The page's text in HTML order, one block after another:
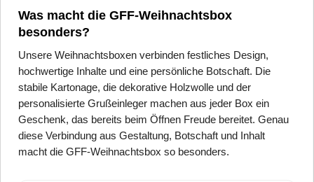
Was macht die GFF-Weihnachtsbox
besonders?
Unsere Weihnachtsboxen verbinden festliches Design,
hochwertige Inhalte und eine persönliche Botschaft. Die
stabile Kartonage, die dekorative Holzwolle und der
personalisierte Grußeinleger machen aus jeder Box ein
Geschenk, das bereits beim Öffnen Freude bereitet. Genau
diese Verbindung aus Gestaltung, Botschaft und Inhalt
macht die GFF-Weihnachtsbox so besonders.